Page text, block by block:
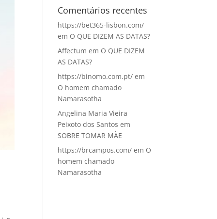
Comentários recentes
https://bet365-lisbon.com/
em O QUE DIZEM AS DATAS?
Affectum em O QUE DIZEM
AS DATAS?
https://binomo.com.pt/ em
O homem chamado
Namarasotha
Angelina Maria Vieira
Peixoto dos Santos em
SOBRE TOMAR MÃE
https://brcampos.com/ em O
homem chamado
Namarasotha